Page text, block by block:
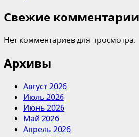
Свежие комментарии
Нет комментариев для просмотра.
Архивы
Август 2026
Июль 2026
Июнь 2026
Май 2026
Апрель 2026